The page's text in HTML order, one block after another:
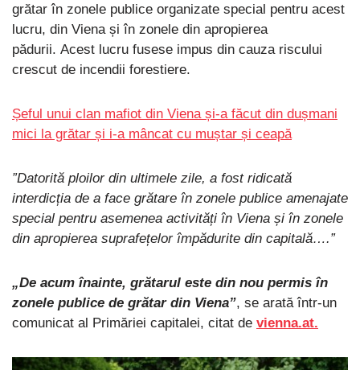
grătar în zonele publice organizate special pentru acest
lucru, din Viena și în zonele din apropierea
pădurii. Acest lucru fusese impus din cauza riscului
crescut de incendii forestiere.
Șeful unui clan mafiot din Viena și-a făcut din dușmani
mici la grătar și i-a mâncat cu muștar și ceapă
”Datorită ploilor din ultimele zile, a fost ridicată
interdicția de a face grătare în zonele publice amenajate
special pentru asemenea activități în Viena și în zonele
din apropierea suprafețelor împădurite din capitală….”
„De acum înainte, grătarul este din nou permis în
zonele publice de grătar din Viena”, se arată într-un
comunicat al Primăriei capitalei, citat de vienna.at.